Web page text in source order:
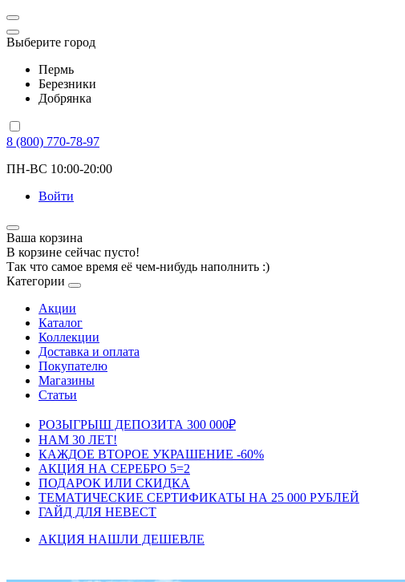
Выберите город
Пермь
Березники
Добрянка
8 (800) 770-78-97
ПН-ВС 10:00-20:00
Войти
Ваша корзина
В корзине сейчас пусто!
Так что самое время её чем-нибудь наполнить :)
Категории
Акции
Каталог
Коллекции
Доставка и оплата
Покупателю
Магазины
Статьи
РОЗЫГРЫШ ДЕПОЗИТА 300 000₽
НАМ 30 ЛЕТ!
КАЖДОЕ ВТОРОЕ УКРАШЕНИЕ -60%
АКЦИЯ НА СЕРЕБРО 5=2
ПОДАРОК ИЛИ СКИДКА
ТЕМАТИЧЕСКИЕ СЕРТИФИКАТЫ НА 25 000 РУБЛЕЙ
ГАЙД ДЛЯ НЕВЕСТ
АКЦИЯ НАШЛИ ДЕШЕВЛЕ